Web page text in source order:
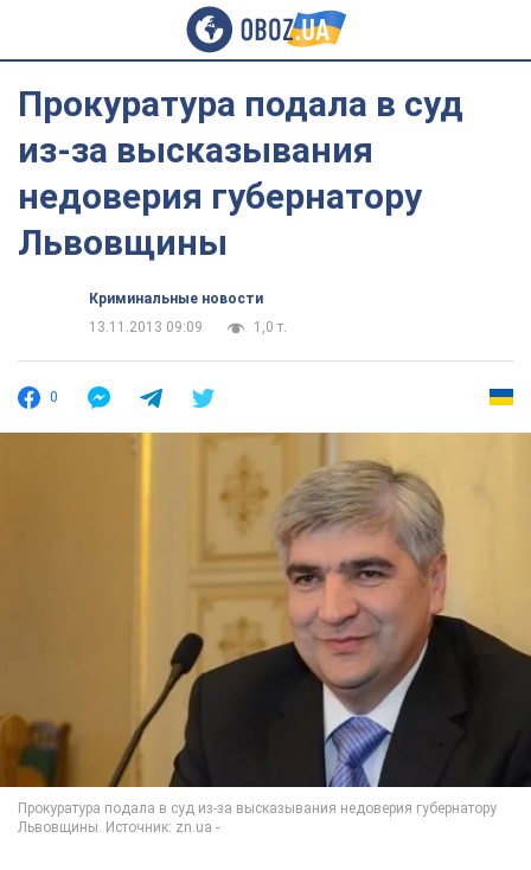
Прокуратура подала в суд
из-за высказывания
недоверия губернатору
Львовщины
Криминальные новости
13.11.2013 09:09
1,0 т.
0